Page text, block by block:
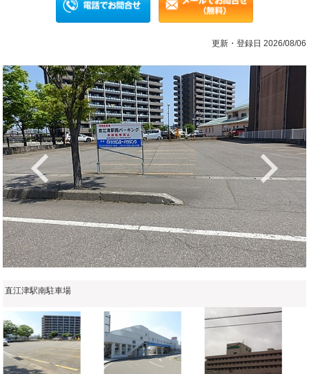
更新・登録日 2026/08/06
Previous
直江津駅南駐車場